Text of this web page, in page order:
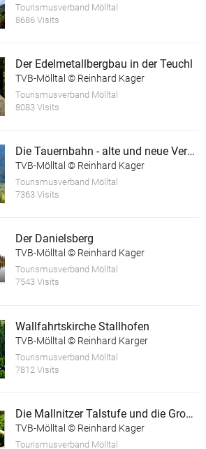
Tourismusverband Mölltal
8686 Visits
Der Edelmetallbergbau in der Teuchl
TVB-Mölltal © Reinhard Kager
Tourismusverband Mölltal
8083 Visits
Die Tauernbahn - alte und neue Verkehrswege
TVB-Mölltal © Reinhard Kager
Tourismusverband Mölltal
7363 Visits
Der Danielsberg
TVB-Mölltal © Reinhard Kager
Tourismusverband Mölltal
7543 Visits
Wallfahrtskirche Stallhofen
TVB-Mölltal © Reinhard Karger
Tourismusverband Mölltal
7812 Visits
Die Mallnitzer Talstufe und die Groppensteinschlucht
TVB-Mölltal © Reinhard Kager
Tourismusverband Mölltal